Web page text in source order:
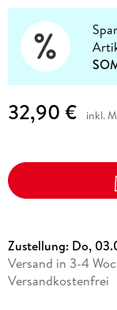
32,90 € inkl.
Zustellung: Do,
Versand in 3-4
Versandkostenfrei